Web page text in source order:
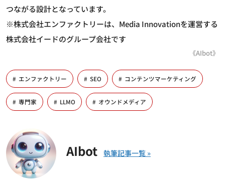
つながる設計となっています。
※株式会社エンファクトリーは、Media Innovationを運営する
株式会社イードのグループ会社です
《AIbot》
エンファクトリー SEO コンテンツマーケティング
専門家 LLMO オウンドメディア
AIbot